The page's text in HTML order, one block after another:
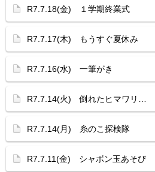
R7.7.18(金) １学期終業式
R7.7.17(木) もうすぐ夏休み
R7.7.16(水) 一筆がき
R7.7.14(火) 倒れたヒマワリ…
R7.7.14(月) 糸のこ探検隊
R7.7.11(金) シャボン玉あそび